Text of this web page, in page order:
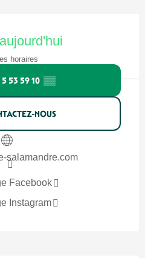
horaires
53 59 10 ▒▒
NOUS
salamandre.com
Facebook
Instagram